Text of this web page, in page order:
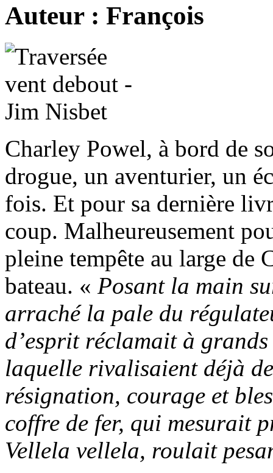
Auteur : François
Charley Powel, à bord de
drogue, un aventurier, un
fois. Et pour sa dernière
coup. Malheureusement
pleine tempête au large de
bateau. « Posant la main
arraché la pale du
d’esprit réclamait à
laquelle rivalisaient déjà
résignation, courage et
coffre de fer, qui mesurait
Vellela vellela, roulait